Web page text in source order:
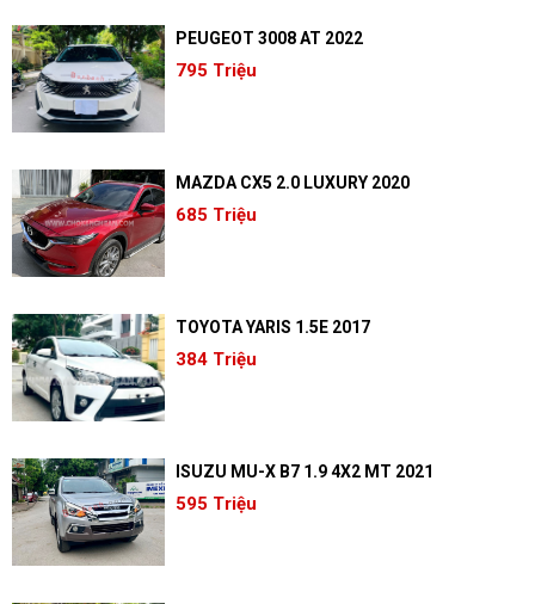
PEUGEOT 3008 AT 2022
795 Triệu
MAZDA CX5 2.0 LUXURY 2020
685 Triệu
TOYOTA YARIS 1.5E 2017
384 Triệu
ISUZU MU-X B7 1.9 4X2 MT 2021
595 Triệu